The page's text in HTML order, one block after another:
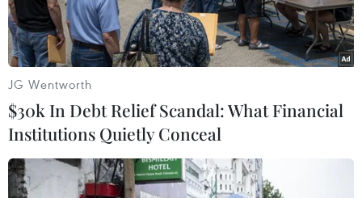
JG Wentworth
$30k In Debt Relief Scandal: What Financial
Institutions Quietly Conceal